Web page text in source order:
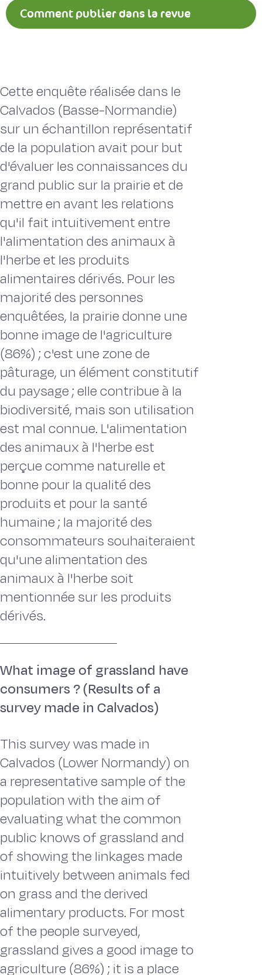
Comment publier dans la revue
Cette enquête réalisée dans le
Calvados (Basse-Normandie)
sur un échantillon représentatif
de la population avait pour but
d'évaluer les connaissances du
grand public sur la prairie et de
mettre en avant les relations
qu'il fait intuitivement entre
l'alimentation des animaux à
l'herbe et les produits
alimentaires dérivés. Pour les
majorité des personnes
enquêtées, la prairie donne une
bonne image de l'agriculture
(86%) ; c'est une zone de
pâturage, un élément constitutif
du paysage ; elle contribue à la
biodiversité, mais son utilisation
est mal connue. L'alimentation
des animaux à l'herbe est
perçue comme naturelle et
bonne pour la qualité des
produits et pour la santé
humaine ; la majorité des
consommateurs souhaiteraient
qu'une alimentation des
animaux à l'herbe soit
mentionnée sur les produits
dérivés.
What image of grassland have
consumers ? (Results of a
survey made in Calvados)
This survey was made in
Calvados (Lower Normandy) on
a representative sample of the
population with the aim of
evaluating what the common
public knows of grassland and
of showing the linkages made
intuitively between animals fed
on grass and the derived
alimentary products. For most
of the people surveyed,
grassland gives a good image to
agriculture (86%) ; it is a place